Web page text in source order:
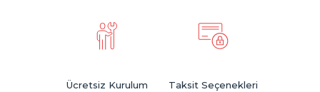
Ücretsiz Kurulum Taksit Seçenekleri